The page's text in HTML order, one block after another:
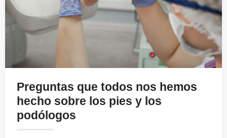
Preguntas que todos nos hemos
hecho sobre los pies y los
podólogos